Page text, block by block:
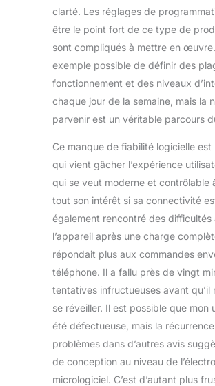
clarté. Les réglages de
être le point fort de ce type de
sont compliqués à mettre en
exemple possible de définir des
fonctionnement et des niveaux
chaque jour de la semaine, mais la
parvenir est un véritable parcours
Ce manque de fiabilité logicielle
qui vient gâcher l’expérience
qui se veut moderne et contrôlable
tout son intérêt si sa connectivité
également rencontré des difficultés
l’appareil après une charge
répondait plus aux commandes
téléphone. Il a fallu près de vingt
tentatives infructueuses avant qu’il
se réveiller. Il est possible que mon
été défectueuse, mais la
problèmes dans d’autres avis
de conception au niveau de
micrologiciel. C’est d’autant plus